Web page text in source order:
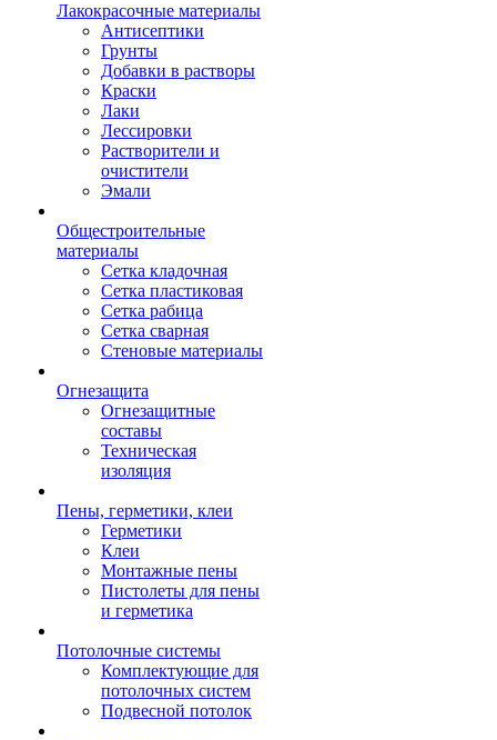
Лакокрасочные материалы
Антисептики
Грунты
Добавки в растворы
Краски
Лаки
Лессировки
Растворители и
очистители
Эмали
Общестроительные
материалы
Сетка кладочная
Сетка пластиковая
Сетка рабица
Сетка сварная
Стеновые материалы
Огнезащита
Огнезащитные
составы
Техническая
изоляция
Пены, герметики, клеи
Герметики
Клеи
Монтажные пены
Пистолеты для пены
и герметика
Потолочные системы
Комплектующие для
потолочных систем
Подвесной потолок